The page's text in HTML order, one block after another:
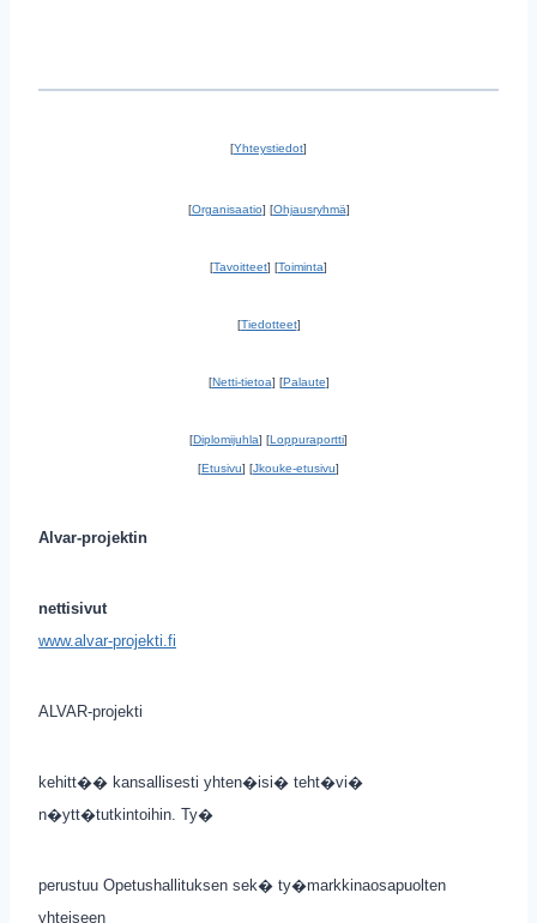
[Yhteystiedot]
[Organisaatio] [Ohjausryhmä]
[Tavoitteet] [Toiminta]
[Tiedotteet]
[Netti-tietoa] [Palaute]
[Diplomijuhla] [Loppuraportti]
[Etusivu] [Jkouke-etusivu]
Alvar-projektin
nettisivut
www.alvar-projekti.fi
ALVAR-projekti
kehitt�� kansallisesti yhten�isi� teht�vi�
n�ytt�tutkintoihin. Ty�
perustuu Opetushallituksen sek� ty�markkinaosapuolten
yhteiseen